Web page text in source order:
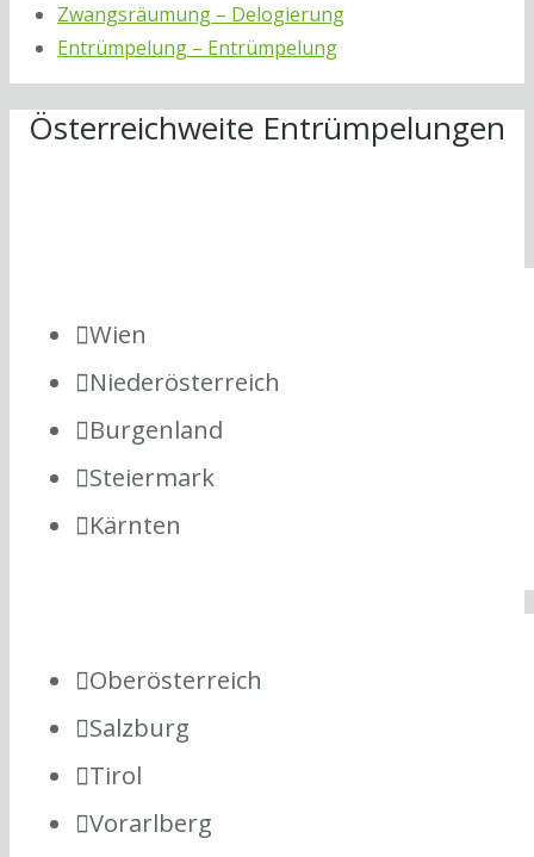
Zwangsräumung – Delogierung
Entrümpelung – Entrümpelung
Österreichweite Entrümpelungen
Wien
Niederösterreich
Burgenland
Steiermark
Kärnten
Oberösterreich
Salzburg
Tirol
Vorarlberg